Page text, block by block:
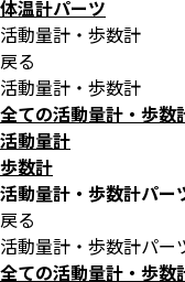
体温計パーツ
活動量計・歩数計
戻る
活動量計・歩数計
全ての活動量計・歩数
活動量計
歩数計
活動量計・歩数計パー
戻る
活動量計・歩数計パー
全ての活動量計・歩数